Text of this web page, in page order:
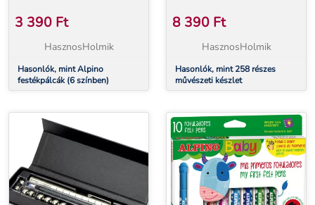
3 390 Ft
HasznosHolmik
Hasonlók, mint Alpino
festékpálcák (6 színben)
8 390 Ft
HasznosHolmik
Hasonlók, mint 258 részes
művészeti készlet